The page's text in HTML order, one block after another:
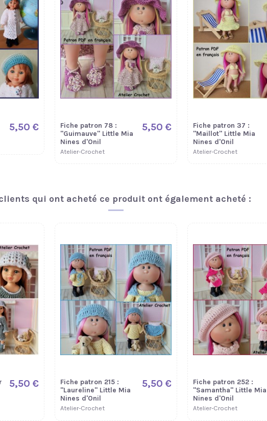
5,50 €
Fiche patron 78 :
"Guimauve" Little Mia
Nines d'Onil
Atelier-Crochet
5,50 €
Fiche patron 37 :
"Maillot" Little Mia
Nines d'Onil
Atelier-Crochet
qui ont acheté ce produit ont également acheté :
5,50 €
Fiche patron 215 :
"Laureline" Little Mia
Nines d'Onil
Atelier-Crochet
5,50 €
Fiche patron 252 :
"Samantha" Little Mia
Nines d'Onil
Atelier-Crochet